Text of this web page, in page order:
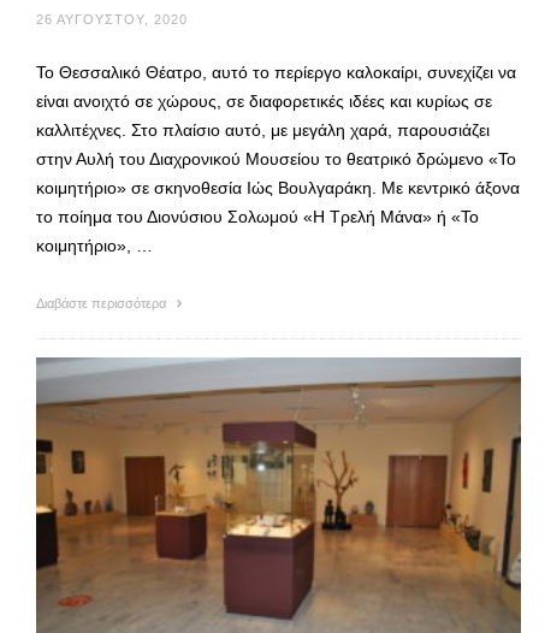
26 ΑΥΓΟΎΣΤΟΥ, 2020
Το Θεσσαλικό Θέατρο, αυτό το περίεργο καλοκαίρι, συνεχίζει να
είναι ανοιχτό σε χώρους, σε διαφορετικές ιδέες και κυρίως σε
καλλιτέχνες. Στο πλαίσιο αυτό, με μεγάλη χαρά, παρουσιάζει
στην Αυλή του Διαχρονικού Μουσείου το θεατρικό δρώμενο «Το
κοιμητήριο» σε σκηνοθεσία Ιώς Βουλγαράκη. Με κεντρικό άξονα
το ποίημα του Διονύσιου Σολωμού «Η Τρελή Μάνα» ή «Το
κοιμητήριο», …
Διαβάστε περισσότερα